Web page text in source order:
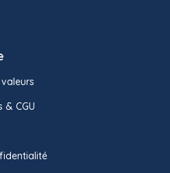
& CGU